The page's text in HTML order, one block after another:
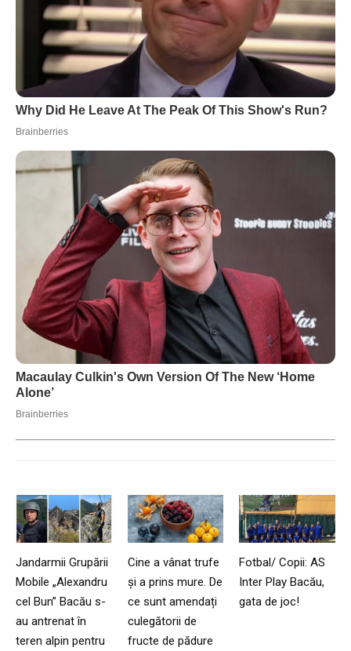
Jandarmii Grupării
Mobile „Alexandru
cel Bun” Bacău s-
au antrenat în
teren alpin pentru
Cine a vânat trufe
și a prins mure. De
ce sunt amendați
culegătorii de
fructe de pădure
Fotbal/ Copii: AS
Inter Play Bacău,
gata de joc!